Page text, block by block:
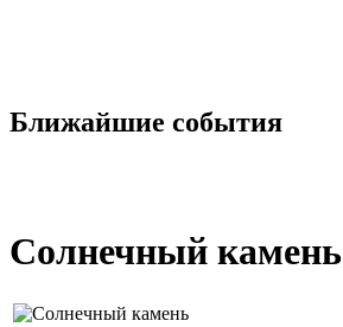
Ближайшие события
Солнечный камень